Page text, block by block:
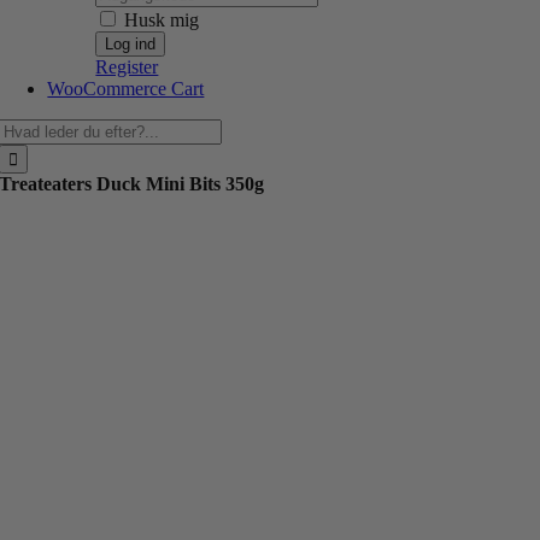
Husk mig
Register
WooCommerce Cart
Treateaters Duck Mini Bits 350g